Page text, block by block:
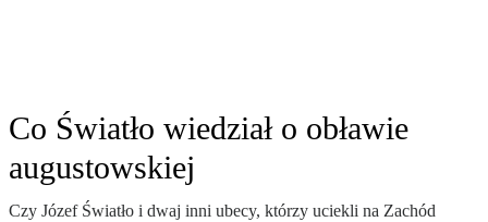
Co Światło wiedział o obławie
augustowskiej
Czy Józef Światło i dwaj inni ubecy, którzy uciekli na Zachód